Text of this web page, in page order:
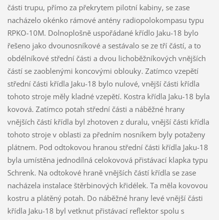
části trupu, přímo za překrytem pilotní kabiny, se zase
nacházelo okénko rámové antény radiopolokompasu typu
RPKO-10M. Dolnoplošně uspořádané křídlo Jaku-18 bylo
řešeno jako dvounosníkové a sestávalo se ze tří částí, a to
obdélníkové střední části a dvou lichoběžníkových vnějších
částí se zaoblenými koncovými oblouky. Zatímco vzepětí
střední části křídla Jaku-18 bylo nulové, vnější části křídla
tohoto stroje měly kladné vzepětí. Kostra křídla Jaku-18 byla
kovová. Zatímco potah střední části a náběžné hrany
vnějších částí křídla byl zhotoven z duralu, vnější části křídla
tohoto stroje v oblasti za předním nosníkem byly potaženy
plátnem. Pod odtokovou hranou střední části křídla Jaku-18
byla umístěna jednodílná celokovová přistávací klapka typu
Schrenk. Na odtokové hraně vnějších částí křídla se zase
nacházela instalace štěrbinových křidélek. Ta měla kovovou
kostru a plátěný potah. Do náběžné hrany levé vnější části
křídla Jaku-18 byl vetknut přistávací reflektor spolu s